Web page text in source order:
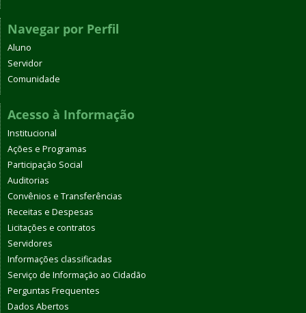
Navegar por Perfil
Aluno
Servidor
Comunidade
Acesso à Informação
Institucional
Ações e Programas
Participação Social
Auditorias
Convênios e Transferências
Receitas e Despesas
Licitações e contratos
Servidores
Informações classificadas
Serviço de Informação ao Cidadão
Perguntas Frequentes
Dados Abertos